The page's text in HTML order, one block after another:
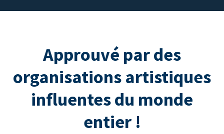
Approuvé par des
organisations artistiques
influentes du monde
entier !